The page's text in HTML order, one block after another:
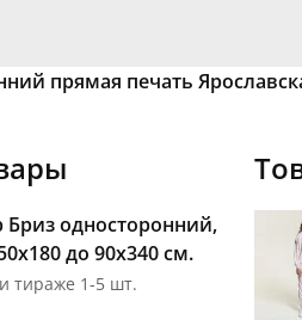
прямая печать
Бриз односторонний,
до 90х340 см.
тираже 1-5 шт.